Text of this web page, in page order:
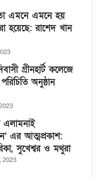
এমনে এমনে হয়
হয়েছে: রাশেদ খান
গ্রীনহার্ট কলেজে
পরিচিতি অনুষ্ঠান
এলামনাই
এর আত্মপ্রকাশ:
সুখেশ্বর ও মথুরা
2023